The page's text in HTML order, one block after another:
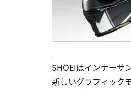
SHOEIはインナーサ
新しいグラフィック